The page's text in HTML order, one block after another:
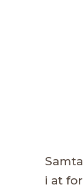
i at